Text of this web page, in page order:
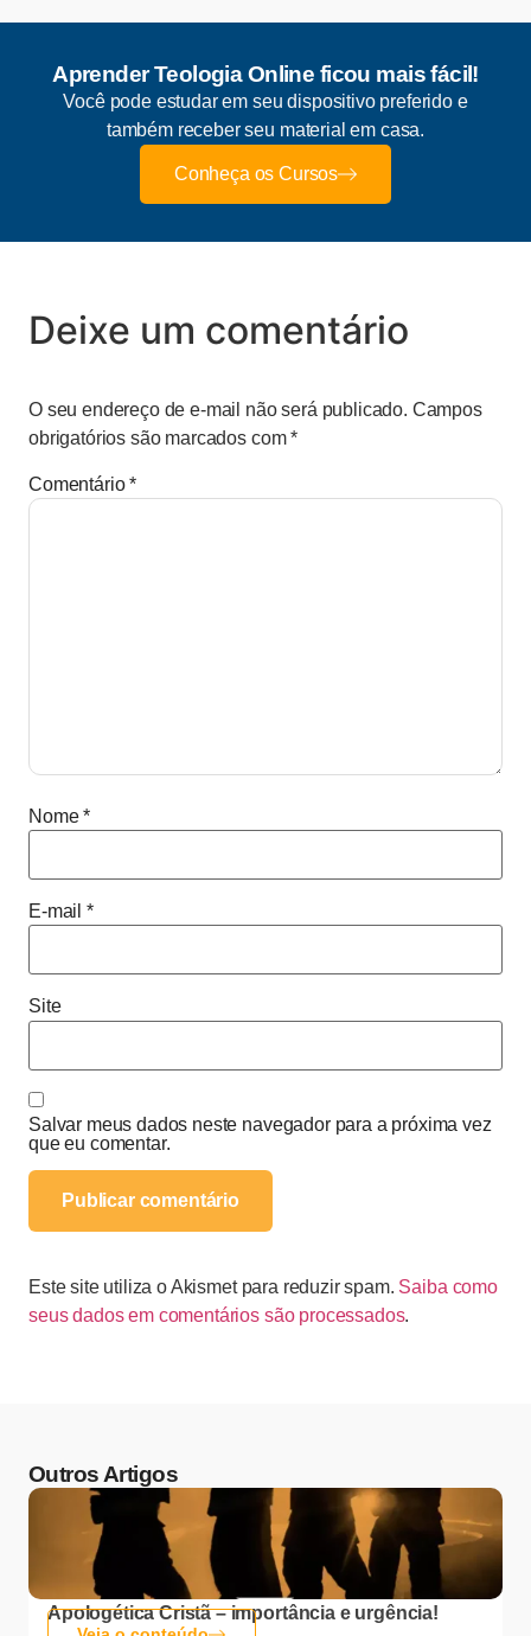
Aprender Teologia Online ficou mais fácil!
Você pode estudar em seu dispositivo preferido e
também receber seu material em casa.
Conheça os Cursos
Deixe um comentário
O seu endereço de e-mail não será publicado. Campos
obrigatórios são marcados com*
Comentário*
Nome*
E-mail *
Site
Salvar meus dados neste navegador para a próxima vez
que eu comentar.
Este site utiliza o Akismet para reduzir spam. Saiba como
seus dados em comentários são processados.
Outros Artigos
Apologética Cristã – importância e urgência!